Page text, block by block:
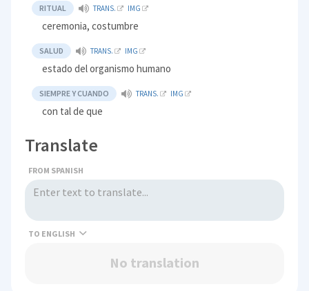
RITUAL TRANS. IMG
ceremonia, costumbre
SALUD TRANS. IMG
estado del organismo humano
SIEMPRE Y CUANDO TRANS. IMG
con tal de que
Translate
FROM SPANISH
TO
No translation